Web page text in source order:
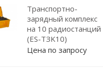
Транспортно-
зарядный комплекс
на 10 радиостанций
(ES-TЗK10)
Цена по запросу